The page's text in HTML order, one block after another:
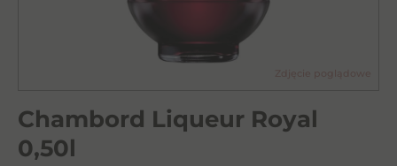
Chambord Liqueur Royal
0,50l